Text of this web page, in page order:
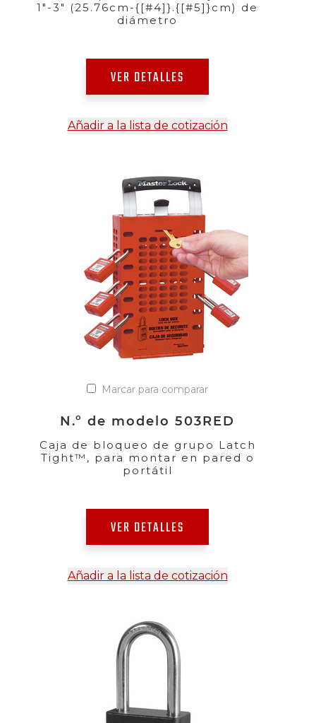
1"-3" (25.76cm-{[#4]}.{[#5]}cm) de
diámetro
VER DETALLES
Añadir a la lista de cotización
Marcar para comparar
N.º de modelo 503RED
Caja de bloqueo de grupo Latch
Tight™, para montar en pared o
portátil
VER DETALLES
Añadir a la lista de cotización